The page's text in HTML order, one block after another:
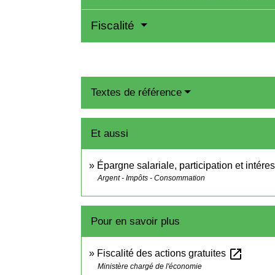
Fiscalité
Textes de référence
Et aussi
Épargne salariale, participation et
Argent - Impôts - Consommation
Pour en savoir plus
Fiscalité des actions gratuites open_in_new
Ministère chargé de l'économie